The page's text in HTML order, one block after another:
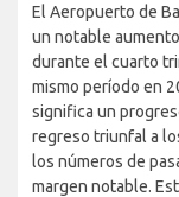
El Aeropuerto de
un notable
durante el cuarto
mismo período en
significa un
regreso triunfal a
los números de
margen notable.